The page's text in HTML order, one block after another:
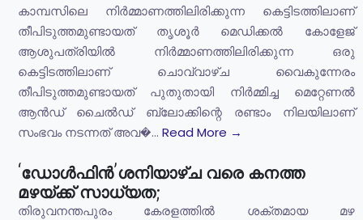
കാമ്പസിലെ നിർമ്മാണത്തിലിരിക്കുന്ന കെട്ടിടത്തിലാണ്
തീപിടുത്തമുണ്ടായത് തൃശൂർ മെഡിക്കൽ കോളേജ്
ആശുപത്രിയിൽ നിർമ്മാണത്തിലിരിക്കുന്ന ഒരു
കെട്ടിടത്തിലാണ് ചൊവ്വാഴ്ച വൈകുന്നേരം
തീപിടുത്തമുണ്ടായത് പുതുതായി നിർമ്മിച്ച മെറ്റേണൽ
ആൻഡ് ചൈൽഡ് ബ്ലോക്കിന്റെ രണ്ടാം നിലയിലാണ്
സംഭവം നടന്നത് അവ�... Read More →
‘ഡോൾഫിൻ’ശനിയാഴ്ച വരെ കനത്ത
മഴയ്ക്ക് സാധ്യത;
തിരുവനന്തപുരം കേരളത്തിൽ ശക്തമായ മഴ